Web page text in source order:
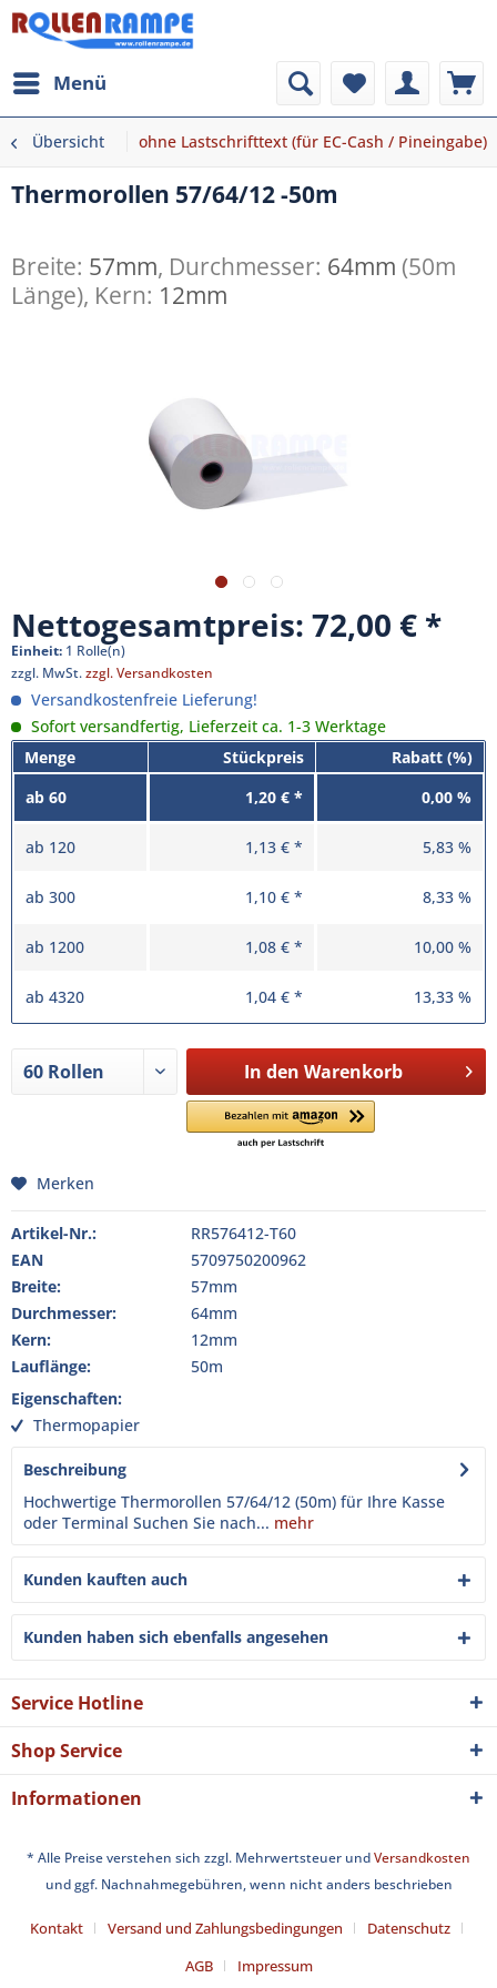
Menü
Übersicht ohne Lastschrifttext (für EC-Cash / Pineingabe)
Thermorollen 57/64/12 -50m
Breite: 57mm, Durchmesser: 64mm (50m
Länge), Kern: 12mm
Nettogesamtpreis: 72,00 €
Einheit: 1 Rolle(n)
zzgl. MwSt.zzgl. Versandkosten
Versandkostenfreie Lieferung!
Sofort versandfertig, Lieferzeit ca. 1-3 Werktage
Menge
Stückpreis
Rabatt (%)
ab 60 1,20 € * 0,00 %
ab 120 1,13 € * 5,83 %
ab 300 1,10 € * 8,33 %
ab 1200 1,08 € * 10,00 %
ab 4320 1,04 € * 13,33 %
In den Warenkorb
Merken
Artikel-Nr.:
RR576412-T60
EAN
5709750200962
Breite:
57mm
Durchmesser:
64mm
Kern:
12mm
Lauflänge:
50m
Eigenschaften:
Thermopapier
Beschreibung
Hochwertige Thermorollen 57/64/12 (50m) für Ihre Kasse
oder Terminal Suchen Sie nach... mehr
Kunden kauften auch
Kunden haben sich ebenfalls angesehen
Service Hotline
Shop Service
Informationen
* Alle Preise verstehen sich zzgl. Mehrwertsteuer undVersandkosten
und ggf. Nachnahmegebühren, wenn nicht anders beschrieben
Kontakt Versand und Zahlungsbedingungen
Datenschutz
AGB
Impressum